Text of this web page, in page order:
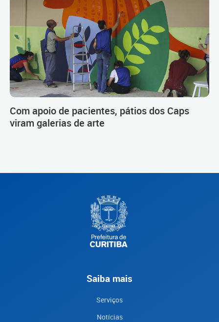
Com apoio de pacientes, pátios dos Caps
viram galerias de arte
Saiba mais
Serviços
Notícias